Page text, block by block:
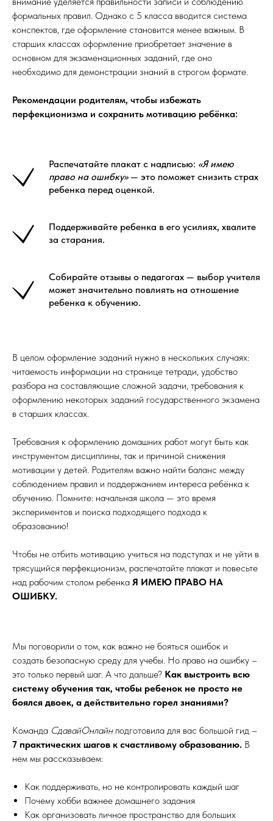
формальных правил. Однако с 5 класса вводится система
конспектов, где оформление становится менее важным. В
старших классах оформление приобретает значение в
основном для экзаменационных заданий, где оно
необходимо для демонстрации знаний в строгом формате.
Рекомендации родителям, чтобы избежать
перфекционизма и сохранить мотивацию ребёнка:
Распечатайте плакат с надписью: «Я имею
право на ошибку»— это поможет снизить страх
ребенка перед оценкой.
Поддерживайте ребенка в его усилиях, хвалите
за старания.
Собирайте отзывы о педагогах — выбор учителя
может значительно повлиять на отношение
ребенка к обучению.
В целом оформление заданий нужно в нескольких случаях:
читаемость информации на странице тетради, удобство
разбора на составляющие сложной задачи, требования к
оформлению некоторых заданий государственного экзамена
в старших классах.
Требования к оформлению домашних работ могут быть как
инструментом дисциплины, так и причиной снижения
мотивации у детей. Родителям важно найти баланс между
соблюдением правил и поддержанием интереса ребёнка к
обучению. Помните: начальная школа — это время
экспериментов и поиска подходящего подхода к
образованию!
Чтобы не отбить мотивацию учиться на подступах и не уйти в
трясущийся перфекционизм, распечатайте плакат и повесьте
над рабочим столом ребенка Я ИМЕЮ ПРАВО НА
ОШИБКУ.
Мы поговорили о том, как важно не бояться ошибок и
создать безопасную среду для учебы. Но право на ошибку –
это только первый шаг. А что дальше? Как выстроить всю
систему обучения так, чтобы ребенок не просто не
боялся двоек, а действительно горел знаниями?
Команда СдавайОнлайнподготовила для вас большой гид –
7 практических шагов к счастливому образованию. В
нем мы рассказываем:
Как поддерживать, но не контролировать каждый шаг
Почему хобби важнее домашнего задания
Как организовать личное пространство для больших